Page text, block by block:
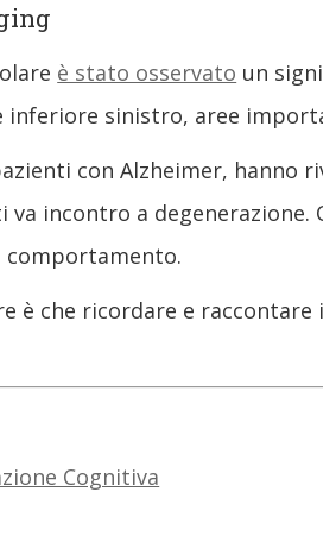
è stato osservato un
sinistro, aree
con Alzheimer, hanno
incontro a
comportamento.
è che ricordare e
Cognitiva